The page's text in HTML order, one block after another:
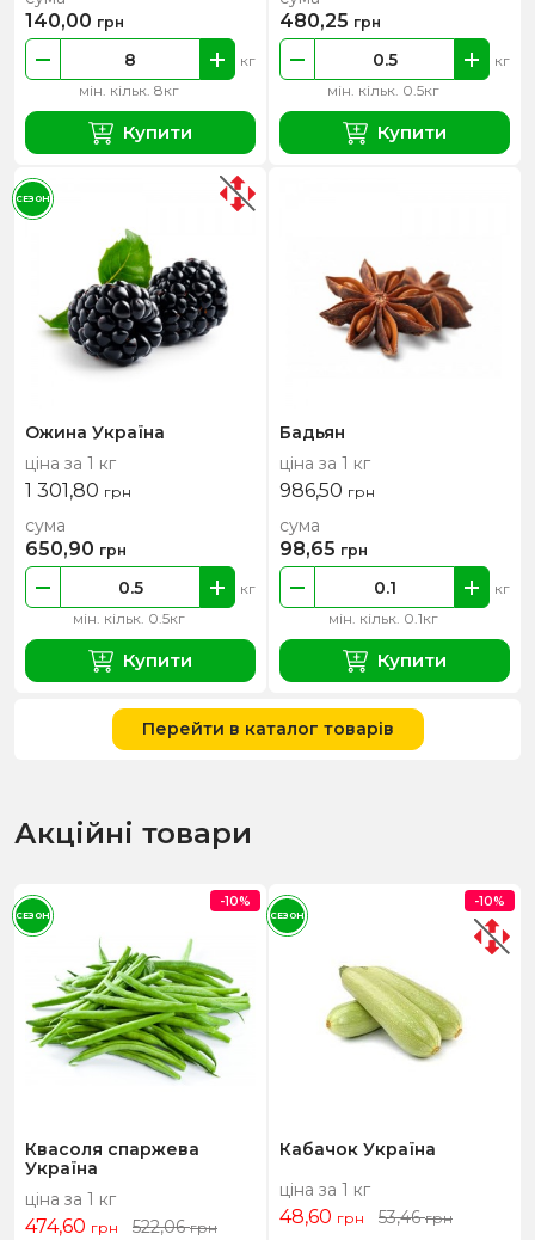
мін. кільк. 8кг
кг
140,00 грн
Купити
мін. кільк. 0.5кг
кг
480,25 грн
Купити
Ожина Україна
ціна за 1 кг
1 301,80 грн
мін. кільк. 0.5кг
кг
сума
650,90 грн
Купити
СЕЗОН
Бадьян
ціна за 1 кг
986,50 грн
мін. кільк. 0.1кг
кг
сума
98,65 грн
Купити
Перейти в каталог товарів
Акційні товари
Квасоля спаржева
Україна
ціна за 1 кг
474,60 грн 522,06грн
-10%
СЕЗОН
Кабачок Україна
ціна за 1 кг
48,60 грн 53,46грн
-10%
СЕЗОН